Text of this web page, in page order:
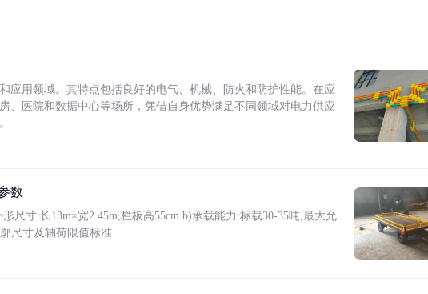
应用领域。其特点包括良好的电气、机械、防火和防护性能。在应
、医院和数据中心等场所，凭借自身优势满足不同领域对电力供应
数
尺寸:长13m×宽2.45m,栏板高55cm b)承载能力:标载30-35吨,最大允
尺寸及轴荷限值标准